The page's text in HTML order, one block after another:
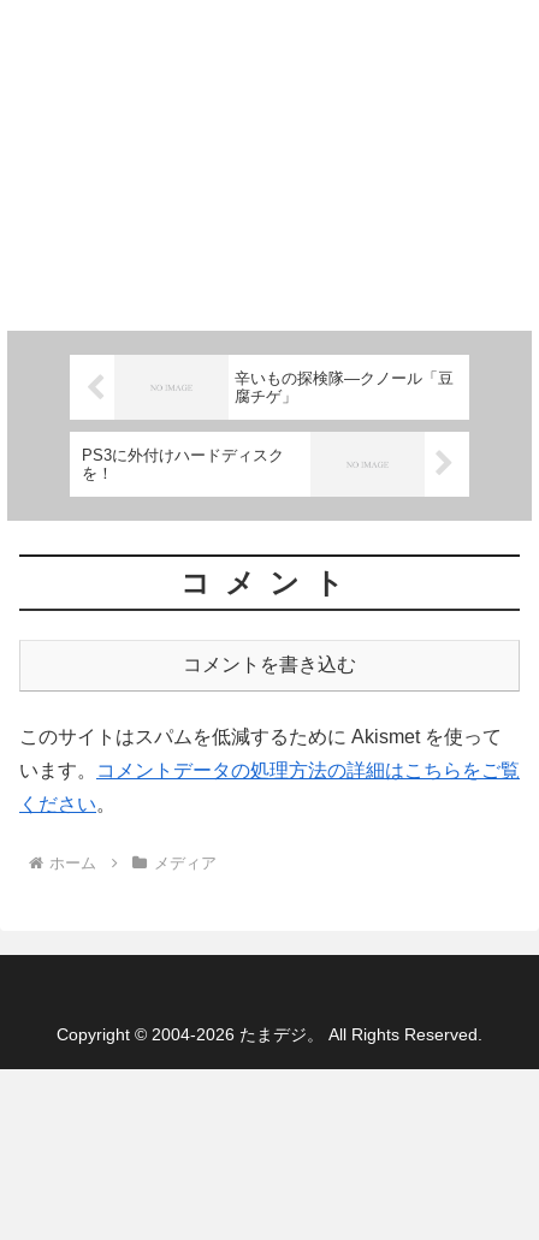
辛いもの探検隊―クノール「豆
腐チゲ」
PS3に外付けハードディスク
を！
コメント
コメントを書き込む
このサイトはスパムを低減するために Akismet を使って
います。
コメントデータの処理方法の詳細はこちらをご覧
ください。
ホーム メディア
Copyright © 2004-2026 たまデジ。 All Rights Reserved.